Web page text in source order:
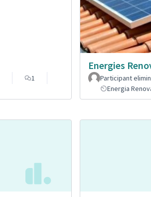
1
Energies
Participant
Energia